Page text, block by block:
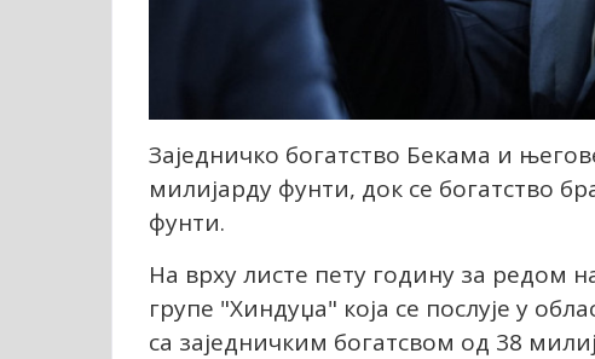
Заједничко богатство Бекама и
милијарду фунти, док се богатство
фунти.
На врху листе пету годину за редом
групе "Хиндуџа" која се послује у
са заједничким богатсвом од 38